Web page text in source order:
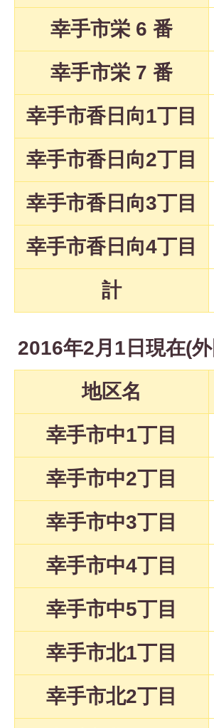
幸手市栄 6 番
幸手市栄 7 番
幸手市香日向1丁目
幸手市香日向2丁目
幸手市香日向3丁目
幸手市香日向4丁目
計
2016年2月1日現在(
地区名
幸手市中1丁目
幸手市中2丁目
幸手市中3丁目
幸手市中4丁目
幸手市中5丁目
幸手市北1丁目
幸手市北2丁目